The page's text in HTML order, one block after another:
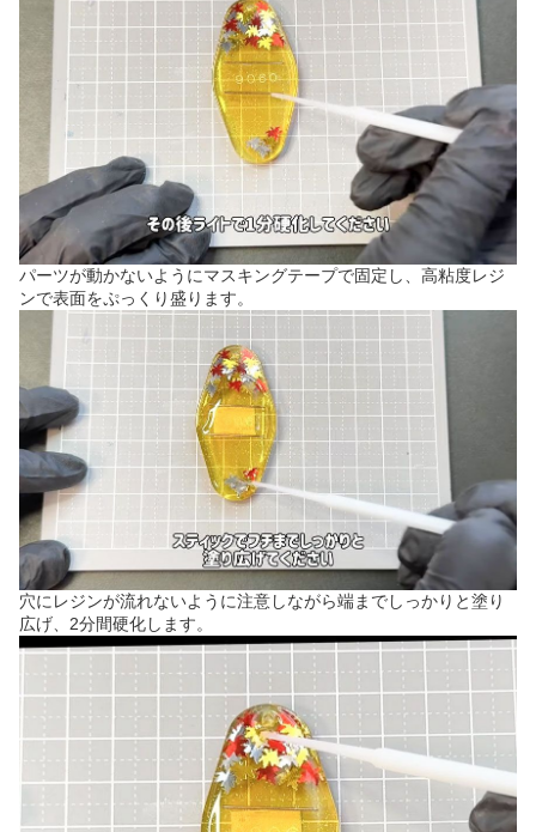
パーツが動かないようにマスキングテープで固定し、高粘度レジ
ンで表面をぷっくり盛ります。
穴にレジンが流れないように注意しながら端までしっかりと塗り
広げ、2分間硬化します。